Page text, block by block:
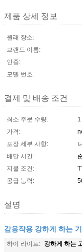
제품 상세 정보
원래 장소:
브랜드 이름:
인증:
모델 번호:
결제 및 배송 조건
최소 주문 수량:
가격:
포장 세부 사항:
배달 시간:
지불 조건:
공급 능력:
설명
감응작용 강하게 하는
하이 라이트: 강하게 하는